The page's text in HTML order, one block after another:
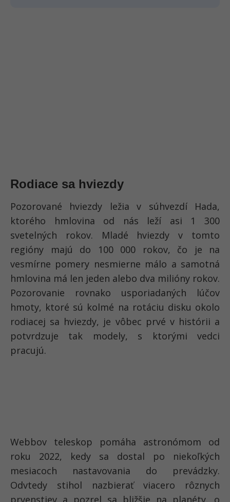
Rodiace sa hviezdy
Pozorované hviezdy ležia v súhvezdí Hada,
ktorého hmlovina od nás leží asi 1 300
svetelných rokov. Mladé hviezdy v tomto
regióny majú do 100 000 rokov, čo je na
vesmírne pomery nesmierne málo a samotná
hmlovina má len jeden alebo dva milióny rokov.
Pozorovanie rovnako usporiadaných lúčov
hmoty, ktoré sú kolmé na rotáciu disku okolo
rodiacej sa hviezdy, je vôbec prvé v histórii a
potvrdzuje tak modely, s ktorými vedci
pracujú.
Webbov teleskop pomáha astronómom od
roku 2022, kedy sa dostal po niekoľkých
mesiacoch nastavovania do prevádzky.
Odvtedy stihol nazbierať viacero rôznych
prvenstiev a pozrel sa bližšie na planéty, o